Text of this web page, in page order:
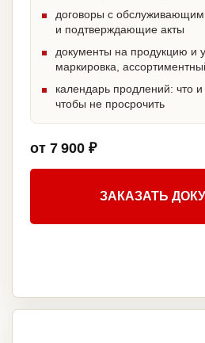
договоры с
и подтверждающие акты
документы на продукцию и
маркировка,
календарь продлений: что и
чтобы не просрочить
от 7 900 ₽
ЗАКАЗАТЬ